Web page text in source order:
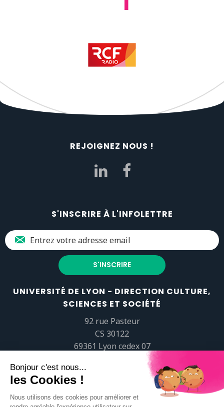
REJOIGNEZ NOUS !
S'INSCRIRE À L'INFOLETTRE
UNIVERSITÉ DE LYON - DIRECTION CULTURE,
SCIENCES ET SOCIÉTÉ
92 rue Pasteur
CS 30122
69361 Lyon cedex 07
popsciences@universite-lyon.fr
Tél.+33 (0)4 37 37 82 01